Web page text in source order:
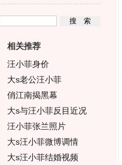
相关推荐
汪小菲身价
大s老公汪小菲
俏江南揭黑幕
大s与汪小菲反目近况
汪小菲张兰照片
大s汪小菲微博调情
大s汪小菲结婚视频